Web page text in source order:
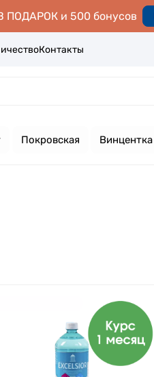
ПОДАРОК и 500 бонусов
Контакты
Покровская Винцентка